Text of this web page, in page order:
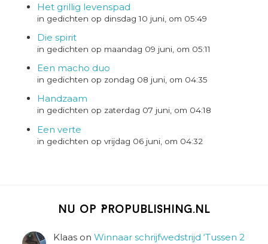
Het grillig levenspad
in gedichten op dinsdag 10 juni, om 05:49
Die spirit
in gedichten op maandag 09 juni, om 05:11
Een macho duo
in gedichten op zondag 08 juni, om 04:35
Handzaam
in gedichten op zaterdag 07 juni, om 04:18
Een verte
in gedichten op vrijdag 06 juni, om 04:32
Nu op Propublishing.nl
Klaas on Winnaar schrijfwedstrijd ‘Tussen 2